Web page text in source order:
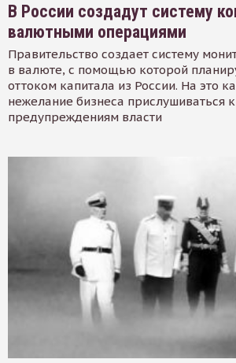
В России создадут систему
валютными операциями
Правительство создает систему
в валюте, с помощью которой
оттоком капитала из России. На это
нежелание бизнеса прислушиваться к
предупреждениям власти